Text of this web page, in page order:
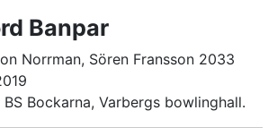
Banpar
Norrman, Sören Fransson 2033
Bockarna, Varbergs bowlinghall.